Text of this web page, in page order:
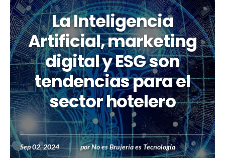
La Inteligencia
Artificial, marketing
digital y ESG son
tendencias para el
sector hotelero
Sep 02, 2024 porNo es Brujería es Tecnología